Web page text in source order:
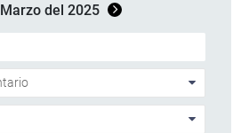
Marzo del 2025